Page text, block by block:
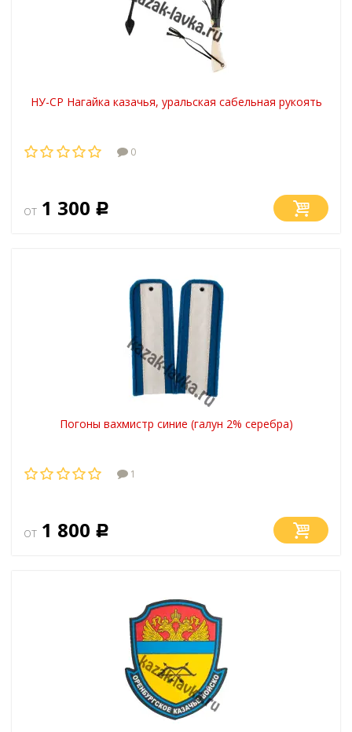
НУ-СР Нагайка казачья, уральская сабельная рукоять
0
от 1 300 Р
Погоны вахмистр синие (галун 2% серебра)
1
от 1 800 Р